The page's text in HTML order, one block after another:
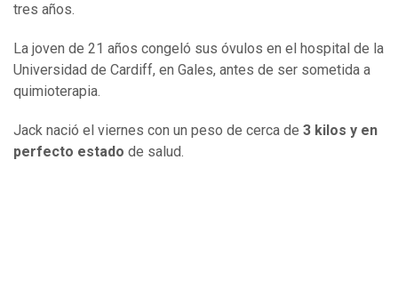
tres años.
La joven de 21 años congeló sus óvulos en el hospital de la
Universidad de Cardiff, en Gales, antes de ser sometida a
quimioterapia.
Jack nació el viernes con un peso de cerca de 3 kilos y en
perfecto estado de salud.